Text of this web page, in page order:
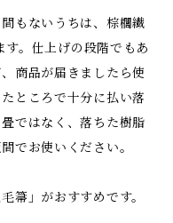
もないうちは、棕櫚繊
。仕上げの段階でもあ
商品が届きましたら使
ところで十分に払い落
ではなく、落ちた樹脂
でお使いください。
箒」がおすすめです。